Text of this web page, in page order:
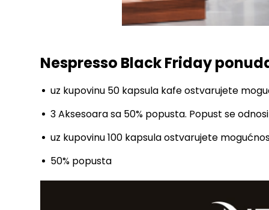
Nespresso Black Friday
uz kupovinu 50 kapsula kafe ostvarujete
3 Aksesoara sa 50% popusta. Popust se
uz kupovinu 100 kapsula ostvarujete
50% popusta